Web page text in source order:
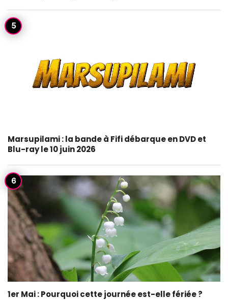
Marsupilami : la bande à Fifi débarque en DVD et
Blu-ray le 10 juin 2026
1er Mai : Pourquoi cette journée est-elle fériée ?